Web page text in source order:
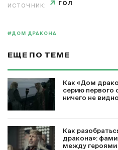
ИСТОЧНИК: ГОЛ
#ДОМ ДРАКОНА
ЕЩЕ ПО ТЕМЕ
Как «Дом
серию первого
ничего не видно
Как
дракона»:
между героями